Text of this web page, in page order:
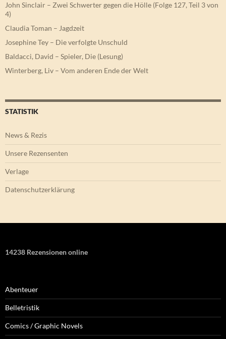
John Sinclair – Zwei Schwerter gegen die Hölle (Folge 127, Teil 3 von
4)
Claudia Toman – Jagdzeit
Josephine Tey – Die verfolgte Unschuld
Baldacci, David – Spieler, Die (Lesung)
Winterberg, Liv – Vom anderen Ende der Welt
STATISTIK
News & Rezis
Unsere Rezensenten
Verlage
Datenschutzerklärung
14238 Rezensionen online
Abenteuer
Belletristik
Comics / Graphic Novels